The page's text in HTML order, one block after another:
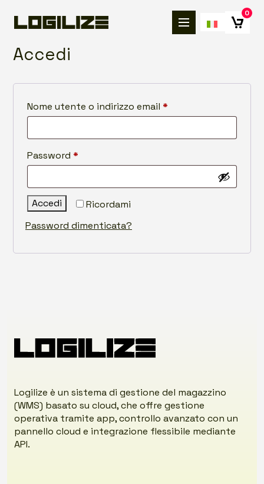
0
Accedi
Nome utente o indirizzo email *
Password *
Ricordami
Accedi
Password dimenticata?
Logilize è un sistema di gestione del magazzino
(WMS) basato su cloud, che offre gestione
operativa tramite app, controllo avanzato con un
pannello cloud e integrazione flessibile mediante
API.